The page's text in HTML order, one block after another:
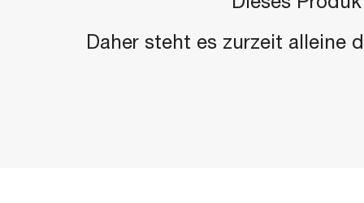
Daher steht es zurzeit alleine